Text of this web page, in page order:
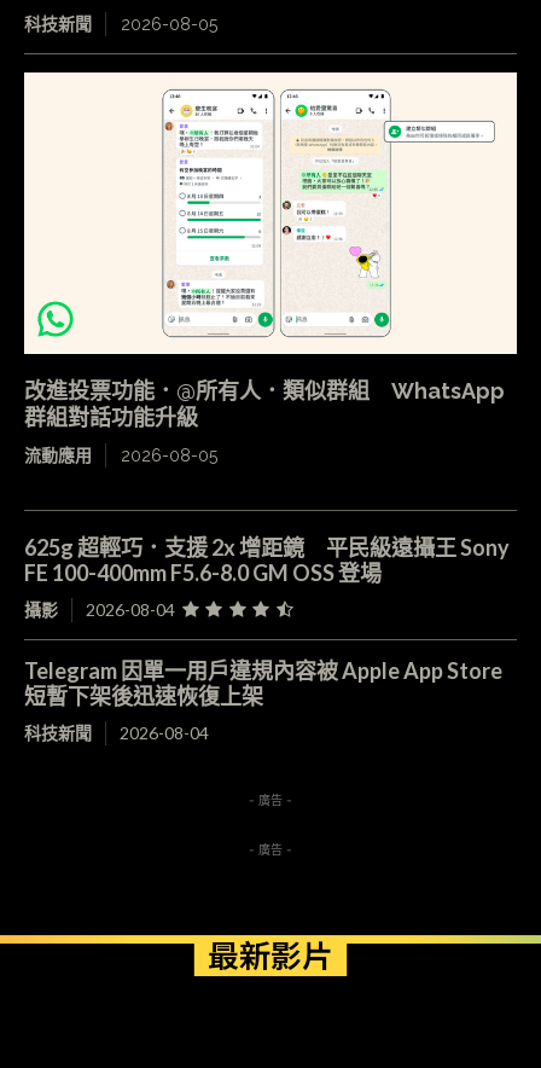
科技新聞 2026-08-05
改進投票功能．@所有人．類似群組 WhatsApp
群組對話功能升級
流動應用 2026-08-05
625g 超輕巧．支援 2x 增距鏡 平民級遠攝王 Sony
FE 100-400mm F5.6-8.0 GM OSS 登場
攝影 2026-08-04
Telegram 因單一用戶違規內容被 Apple App Store
短暫下架後迅速恢復上架
科技新聞 2026-08-04
- 廣告 -
- 廣告 -
最新影片